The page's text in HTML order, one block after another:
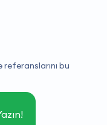
referanslarını bu